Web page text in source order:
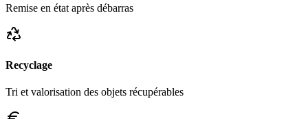
Remise en état après débarras
Recyclage
Tri et valorisation des objets récupérables